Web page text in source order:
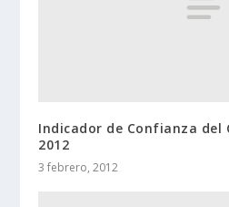
Indicador de Confianza del
2012
3 febrero, 2012